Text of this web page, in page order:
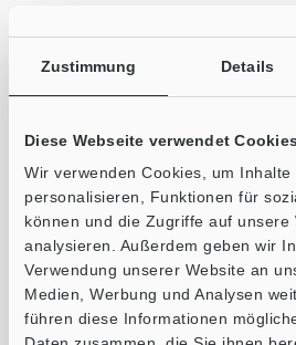
Zustimmung Details
Diese Webseite verwendet Cookies
Wir verwenden Cookies, um Inhalte
personalisieren, Funktionen für
können und die Zugriffe auf unsere
analysieren. Außerdem geben wir
Verwendung unserer Website an
Medien, Werbung und Analysen
führen diese Informationen